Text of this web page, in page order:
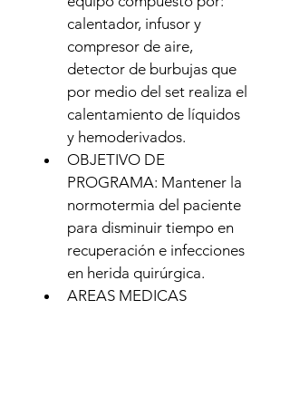
calentador, infusor y
compresor de aire,
detector de burbujas que
por medio del set realiza el
calentamiento de líquidos
y hemoderivados.
OBJETIVO DE
PROGRAMA: Mantener la
normotermia del paciente
para disminuir tiempo en
recuperación e infecciones
en herida quirúrgica.
AREAS MEDICAS